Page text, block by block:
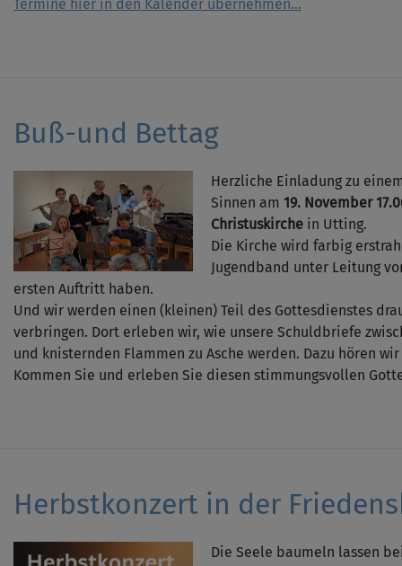
Termine hier in den Kalender übernehmen...
Buß-und Bettag
Herzliche Einladung zu
Sinnen am 19. November
Christuskirche in Utting.
Die Kirche wird farbig
Jugendband unter Leitung
ersten Auftritt haben.
Und wir werden einen (kleinen) Teil des Gottesdienstes
verbringen. Dort erleben wir, wie unsere Schuldbriefe
und knisternden Flammen zu Asche werden. Dazu hören
Kommen Sie und erleben Sie diesen stimmungsvollen
Herbstkonzert in der
Die Seele baumeln lassen